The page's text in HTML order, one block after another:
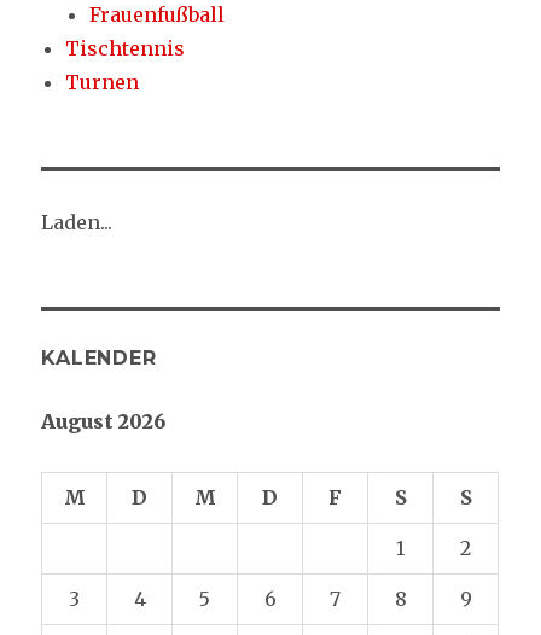
Frauenfußball
Tischtennis
Turnen
Laden...
KALENDER
August 2026
M D M D F S S
1 2
3 4 5 6 7 8 9